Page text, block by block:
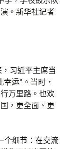
。新华社记者
习近平主席当
运”。当时，
万里路。也欢
，更全面、更
个细节：在交流